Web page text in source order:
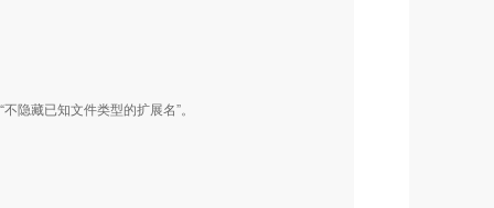
隐藏已知文件类型的扩展名”。